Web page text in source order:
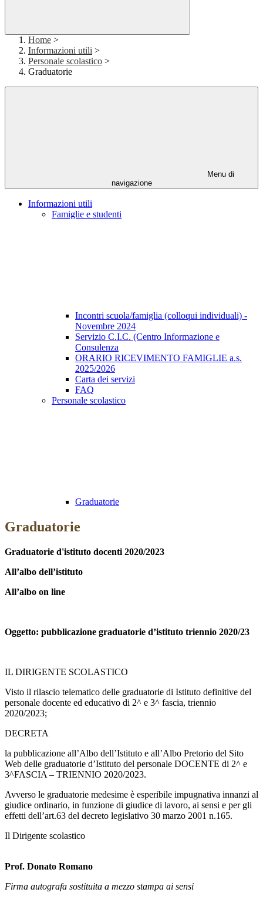
Home >
Informazioni utili >
Personale scolastico >
Graduatorie
Menu di
navigazione
Informazioni utili
Famiglie e studenti
Incontri scuola/famiglia (colloqui individuali) -
Novembre 2024
Servizio C.I.C. (Centro Informazione e
Consulenza
ORARIO RICEVIMENTO FAMIGLIE a.s.
2025/2026
Carta dei servizi
FAQ
Personale scolastico
Graduatorie
Graduatorie
Graduatorie d'istituto docenti 2020/2023
All’albo dell’istituto
All’albo on line
Oggetto: pubblicazione graduatorie d’istituto triennio 2020/23
IL DIRIGENTE SCOLASTICO
Visto il rilascio telematico delle graduatorie di Istituto definitive del
personale docente ed educativo di 2^ e 3^ fascia, triennio
2020/2023;
DECRETA
la pubblicazione all’Albo dell’Istituto e all’Albo Pretorio del Sito
Web delle graduatorie d’Istituto del personale DOCENTE di 2^ e
3^FASCIA – TRIENNIO 2020/2023.
Avverso le graduatorie medesime è esperibile impugnativa innanzi al
giudice ordinario, in funzione di giudice di lavoro, ai sensi e per gli
effetti dell’art.63 del decreto legislativo 30 marzo 2001 n.165.
Il Dirigente scolastico
Prof. Donato Romano
Firma autografa sostituita a mezzo stampa ai sensi